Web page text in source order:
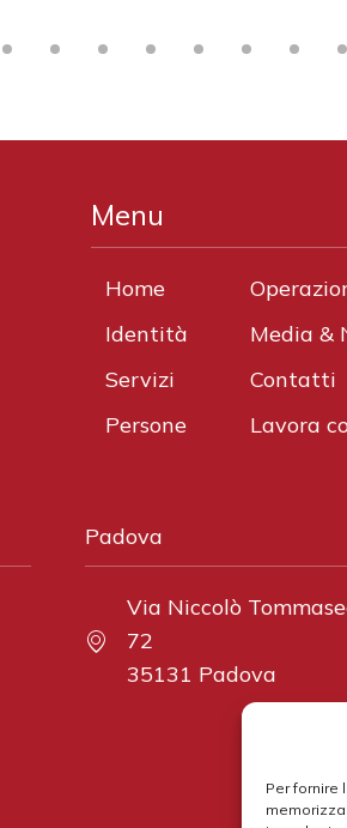
Per fornire
Menu
Home
Identità
Servizi
Persone
Media &
Contatti
Lavora
Padova
Via Niccolò
72
35131 Padova